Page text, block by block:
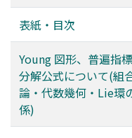
表紙・目次
Young 図形、普遍指
分解公式について(組
論・代数幾何・Lie環
係)